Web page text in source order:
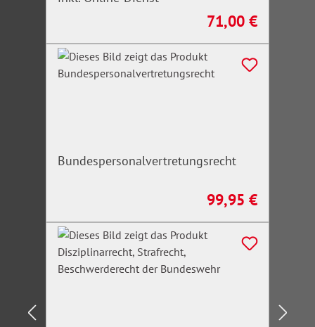
Regulärer Preis:
71,00 €
Bundespersonalvertretungsrecht
Regulärer Preis:
99,95 €